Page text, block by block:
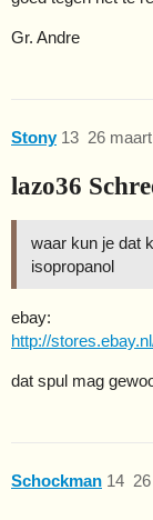
Gr. Andre
Stony 26
13
lazo36
waar kun je dat
isopropanol
ebay:
http://
dat spul mag
Schockman 14